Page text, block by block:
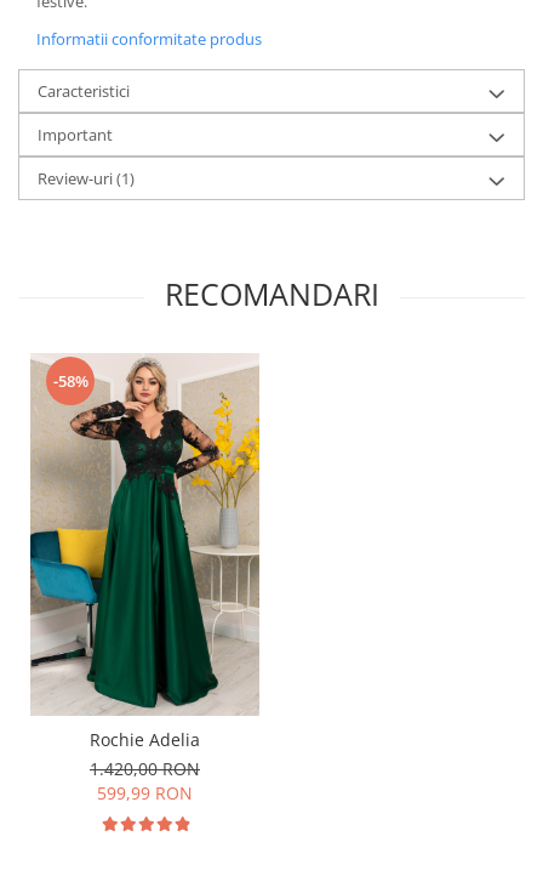
Informatii conformitate produs
Caracteristici
Important
Review-uri(1)
RECOMANDARI
-58%
Rochie Adelia
1.420,00 RON
599,99 RON